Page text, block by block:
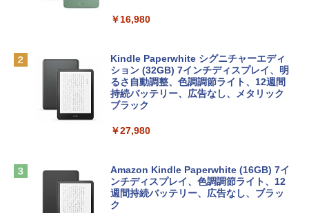
tomtoc 360°保護 15.6 16インチ パソコ
ンケース Dell NEC Lavie ASUS HP dyna
book Lenovo対応
13インチノートブック：AIとApple Intell
igence、13.6インチLiquid Retinaディ
スプレイ、16GBユニファイドメモリ、1
TB SSDストレージ、12MPセンターフレ
定バーチャルアイテムを含む】 【オンラ
インゲームコード】 ロブロックス |オン
ラインコード版
￥1,600
インゲームコード】 ロブロックス | オン
ラインコード版
￥3,200
￥1,292
非エンジニア 初心者 素人 でも安心 使い
めのAIコーディング入門シリーズ
￥99
￥16,980
Kindle Paperwhite シグニチャーエディ
ション (32GB) 7インチディスプレイ、明
るさ自動調整、色調調節ライト、12週間
持続バッテリー、広告なし、メタリック
ブラック
￥27,980
Amazon Kindle Paperwhite (16GB) 7イ
ンチディスプレイ、色調調節ライト、12
週間持続バッテリー、広告なし、ブラッ
ク